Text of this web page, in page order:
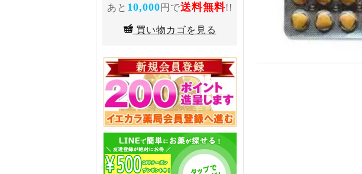
あと 10,000 円で送料無料!!
買い物カゴを見る